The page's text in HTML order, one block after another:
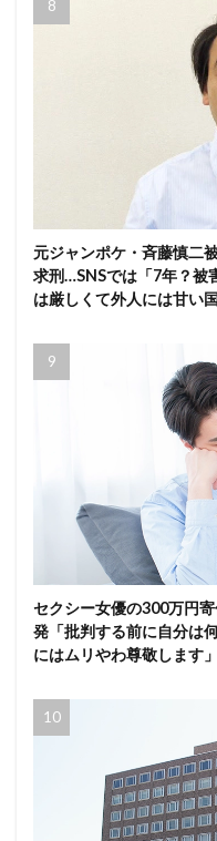
元ジャンポケ・斉藤慎二
求刑…SNSでは「7年？被
は厳しくて外人には甘い国
セクシー女優の300万円
発「批判する前に自分は
にはムリやわ尊敬します」